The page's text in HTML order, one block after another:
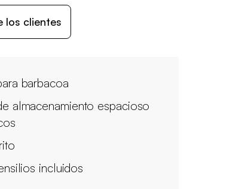
los clientes
barbacoa
almacenamiento espacioso
incluidos